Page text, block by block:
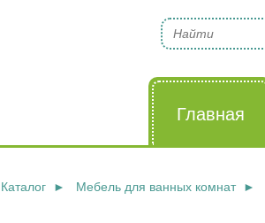
Главная
Каталог Мебель для ванных комнат